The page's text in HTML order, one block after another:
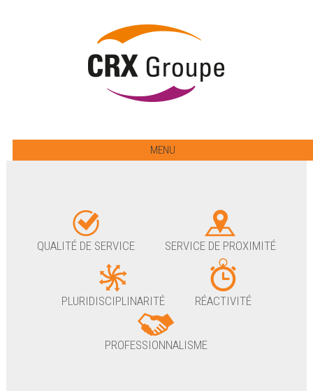
MENU
QUALITÉ DE SERVICE SERVICE DE PROXIMITÉ
PLURIDISCIPLINARITÉ RÉACTIVITÉ
PROFESSIONNALISME